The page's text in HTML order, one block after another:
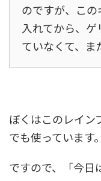
のですが、こ
入れてから、
ていなくて、ま
ぼくはこのレイン
でも使っています。
ですので、「今日